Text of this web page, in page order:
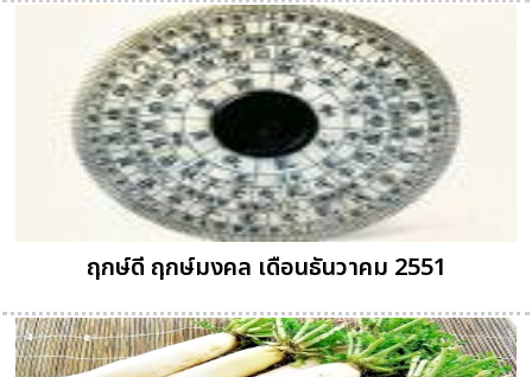
ฤกษ์ดี ฤกษ์มงคล เดือนธันวาคม 2551